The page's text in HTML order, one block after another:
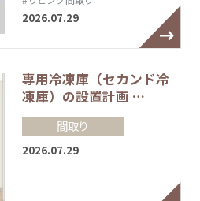
2026.07.29
専用冷凍庫（セカンド冷
凍庫）の設置計画 …
間取り
2026.07.29